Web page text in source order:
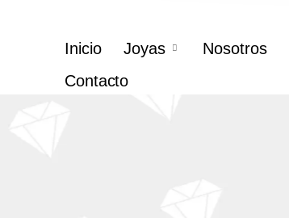
Inicio Joyas Nosotros
Contacto